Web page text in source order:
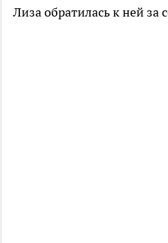
Лиза обратилась к ней за